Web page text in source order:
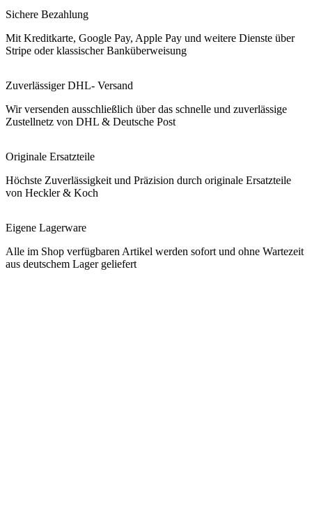
Sichere Bezahlung
Mit Kreditkarte, Google Pay, Apple Pay und weitere Dienste über
Stripe oder klassischer Banküberweisung
Zuverlässiger DHL- Versand
Wir versenden ausschließlich über das schnelle und zuverlässige
Zustellnetz von DHL & Deutsche Post
Originale Ersatzteile
Höchste Zuverlässigkeit und Präzision durch originale Ersatzteile
von Heckler & Koch
Eigene Lagerware
Alle im Shop verfügbaren Artikel werden sofort und ohne Wartezeit
aus deutschem Lager geliefert